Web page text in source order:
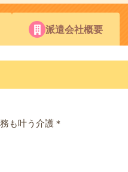
派遣会社概要
も叶う介護＊